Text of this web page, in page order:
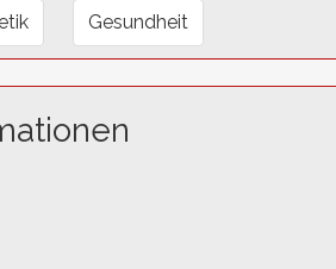
Gesundheit